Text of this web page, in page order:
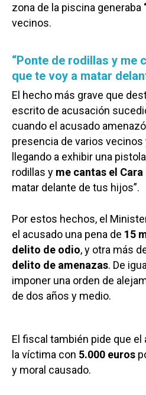
zona de la piscina generaba
vecinos.
“Ponte de rodillas y me
que te voy a matar
El hecho más grave que
escrito de acusación
cuando el acusado
presencia de varios
llegando a exhibir una
rodillas y me cantas el Cara
matar delante de tus hijos”.
Por estos hechos, el
el acusado una pena de 15
delito de odio, y otra más
delito de amenazas. De
imponer una orden de
de dos años y medio.
El fiscal también pide que
la víctima con 5.000 euros
y moral causado.